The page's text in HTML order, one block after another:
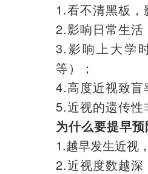
1.看不清黑板
2.影响日常生
3.影响上大学
等）；
4.高度近视致
5.近视的遗传
为什么要提早
1.越早发生近视
2.近视度数越